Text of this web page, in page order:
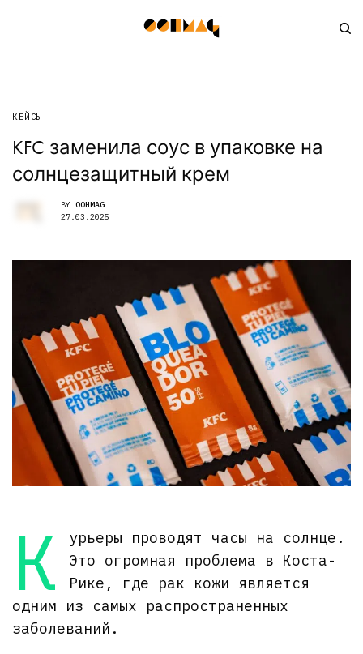
КЕЙСЫ
KFC заменила соус в упаковке на
солнцезащитный крем
BY OOHMAG
27.03.2025
К
урьеры проводят часы на солнце.
Это огромная проблема в Коста-
Рике, где рак кожи является
одним из самых распространенных
заболеваний.